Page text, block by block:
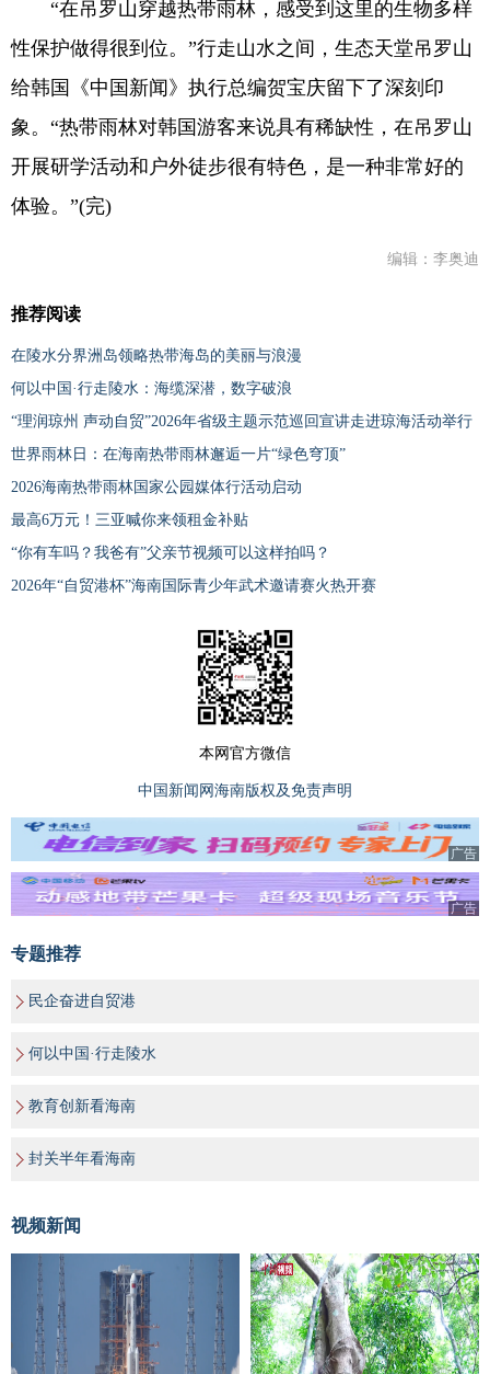
“在吊罗山穿越热带雨林，感受到这里的生物多样
性保护做得很到位。”行走山水之间，生态天堂吊罗山
给韩国《中国新闻》执行总编贺宝庆留下了深刻印
象。“热带雨林对韩国游客来说具有稀缺性，在吊罗山
开展研学活动和户外徒步很有特色，是一种非常好的
体验。”(完)
编辑：李奥迪
推荐阅读
在陵水分界洲岛领略热带海岛的美丽与浪漫
何以中国·行走陵水：海缆深潜，数字破浪
“理润琼州 声动自贸”2026年省级主题示范巡回宣讲走进琼海活动举行
世界雨林日：在海南热带雨林邂逅一片“绿色穹顶”
2026海南热带雨林国家公园媒体行活动启动
最高6万元！三亚喊你来领租金补贴
“你有车吗？我爸有”父亲节视频可以这样拍吗？
2026年“自贸港杯”海南国际青少年武术邀请赛火热开赛
本网官方微信
中国新闻网海南版权及免责声明
广告
广告
专题推荐
民企奋进自贸港
何以中国·行走陵水
教育创新看海南
封关半年看海南
视频新闻